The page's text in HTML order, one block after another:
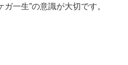
ガ一生”の意識が大切です。